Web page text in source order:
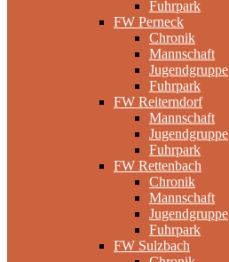
Fuhrpark
FW Perneck
Chronik
Mannschaft
Jugendgruppe
Fuhrpark
FW Reiterndorf
Mannschaft
Jugendgruppe
Fuhrpark
FW Rettenbach
Chronik
Mannschaft
Jugendgruppe
Fuhrpark
FW Sulzbach